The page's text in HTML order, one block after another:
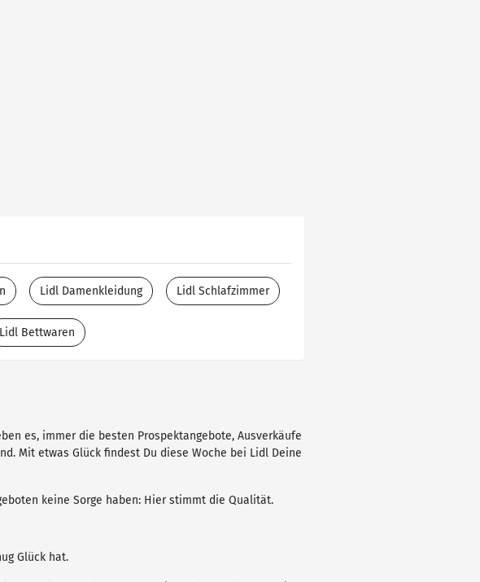
Lidl Damenkleidung Lidl Schlafzimmer
Lidl Bettwaren
es, immer die besten Prospektangebote, Ausverkäufe
Mit etwas Glück findest Du diese Woche bei Lidl Deine
keine Sorge haben: Hier stimmt die Qualität.
Glück hat.